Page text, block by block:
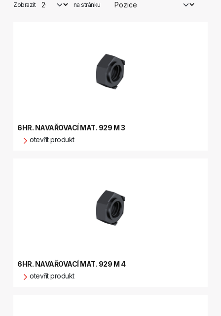
Zobrazit na stránku
6HR. NAVAŘOVACÍ MAT. 929 M 3
otevřít produkt
6HR. NAVAŘOVACÍ MAT. 929 M 4
otevřít produkt